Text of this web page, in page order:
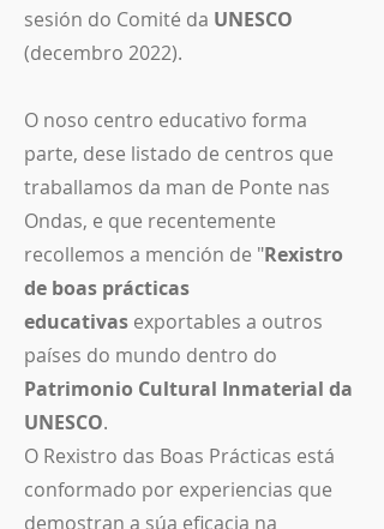
sesión do Comité da UNESCO
(decembro 2022).
O noso centro educativo forma
parte, dese listado de centros que
traballamos da man de Ponte nas
Ondas, e que recentemente
recollemos a mención de "Rexistro
de boas prácticas
educativas exportables a outros
países do mundo dentro do
Patrimonio Cultural Inmaterial da
UNESCO.
O Rexistro das Boas Prácticas está
conformado por experiencias que
demostran a súa eficacia na